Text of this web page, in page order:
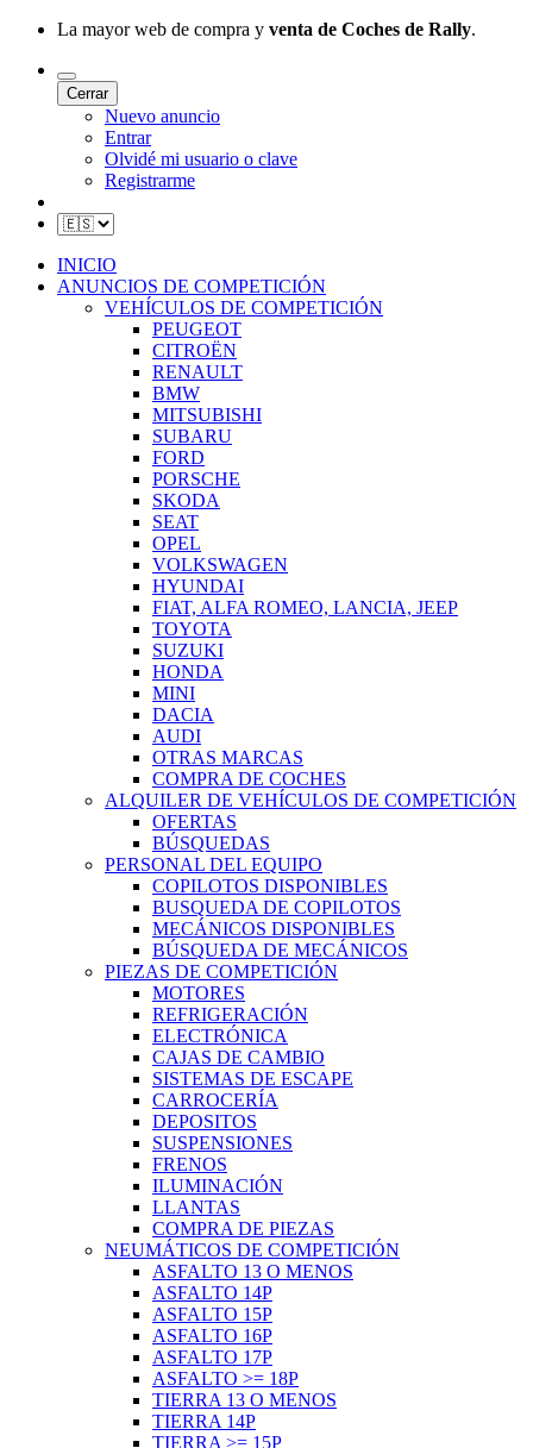
La mayor web de compra y venta de Coches de Rally.
Cerrar
Nuevo anuncio
Entrar
Olvidé mi usuario o clave
Registrarme
INICIO
ANUNCIOS DE COMPETICIÓN
VEHÍCULOS DE COMPETICIÓN
PEUGEOT
CITROËN
RENAULT
BMW
MITSUBISHI
SUBARU
FORD
PORSCHE
SKODA
SEAT
OPEL
VOLKSWAGEN
HYUNDAI
FIAT, ALFA ROMEO, LANCIA, JEEP
TOYOTA
SUZUKI
HONDA
MINI
DACIA
AUDI
OTRAS MARCAS
COMPRA DE COCHES
ALQUILER DE VEHÍCULOS DE COMPETICIÓN
OFERTAS
BÚSQUEDAS
PERSONAL DEL EQUIPO
COPILOTOS DISPONIBLES
BUSQUEDA DE COPILOTOS
MECÁNICOS DISPONIBLES
BÚSQUEDA DE MECÁNICOS
PIEZAS DE COMPETICIÓN
MOTORES
REFRIGERACIÓN
ELECTRÓNICA
CAJAS DE CAMBIO
SISTEMAS DE ESCAPE
CARROCERÍA
DEPOSITOS
SUSPENSIONES
FRENOS
ILUMINACIÓN
LLANTAS
COMPRA DE PIEZAS
NEUMÁTICOS DE COMPETICIÓN
ASFALTO 13 O MENOS
ASFALTO 14P
ASFALTO 15P
ASFALTO 16P
ASFALTO 17P
ASFALTO >= 18P
TIERRA 13 O MENOS
TIERRA 14P
TIERRA >= 15P